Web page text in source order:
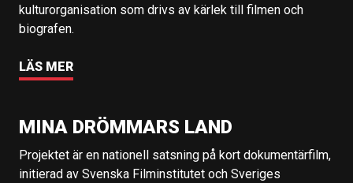
kulturorganisation som drivs av kärlek till filmen och
biografen.
LÄS MER
MINA DRÖMMARS LAND
Projektet är en nationell satsning på kort dokumentärfilm,
initierad av Svenska Filminstitutet och Sveriges